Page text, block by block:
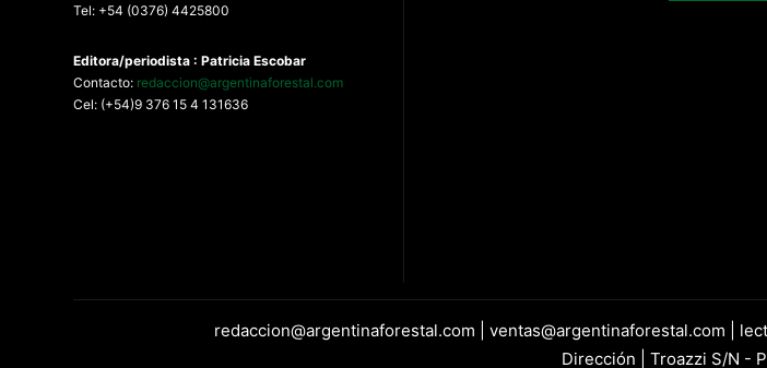
Tel: +54 (0376) 4425800
Editora/periodista : Patricia Escobar
Contacto: redaccion@argentinaforestal.com
Cel: (+54)9 376 15 4 131636
redaccion@argentinaforestal.com | ventas@argentinaforestal.com |
Dirección | Troazzi S/N -